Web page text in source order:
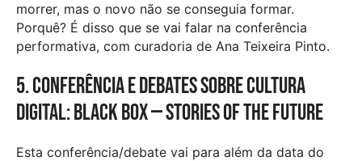
morrer, mas o novo não se conseguia formar.
Porquê? É disso que se vai falar na conferência
performativa, com curadoria de Ana Teixeira Pinto.
5. Conferência e debates sobre cultura
digital: Black Box — Stories of the future
Esta conferência/debate vai para além da data do